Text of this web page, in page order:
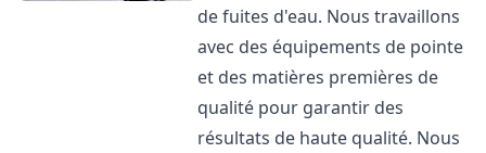
de fuites d'eau. Nous travaillons
avec des équipements de pointe
et des matières premières de
qualité pour garantir des
résultats de haute qualité. Nous